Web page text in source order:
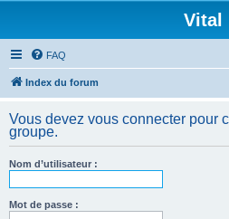
Vital
FAQ
Index du forum
Vous devez vous connecter pour
groupe.
Nom d’utilisateur :
Mot de passe :